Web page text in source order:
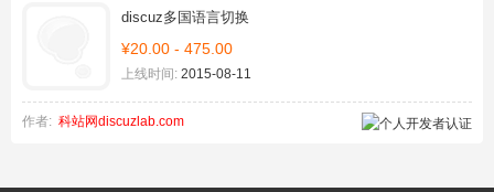
discuz多国语言切换
¥20.00 - 475.00
上线时间: 2015-08-11
作者: 科站网discuzlab.com